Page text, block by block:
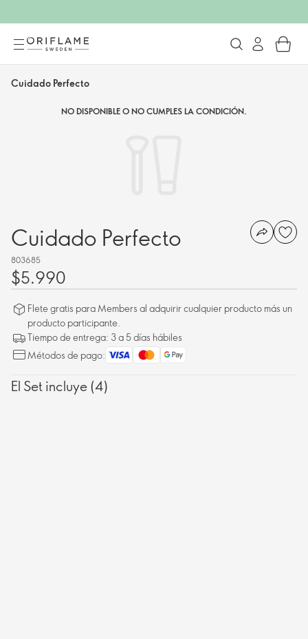
Cuidado Perfecto
NO DISPONIBLE O NO CUMPLES LA CONDICIÓN.
Cuidado Perfecto
803685
$5.990
Flete gratis para Members al adquirir cualquier producto más un
producto participante.
Tiempo de entrega: 3 a 5 días hábiles
Métodos de pago:
El Set incluye (4)